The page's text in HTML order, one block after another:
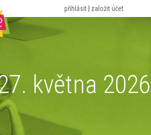
přihlásit založit účet
května 2026